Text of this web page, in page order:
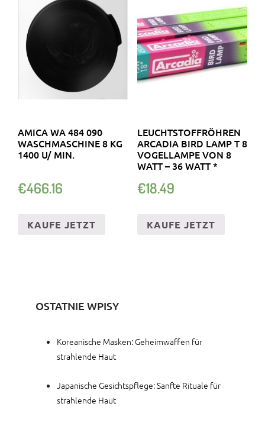
AMICA WA 484 090
WASCHMASCHINE 8 KG
1400 U/ MIN.
€466.16
KAUFE JETZT
LEUCHTSTOFFRÖHREN
ARCADIA BIRD LAMP T 8
VOGELLAMPE VON 8
WATT – 36 WATT *
€18.49
KAUFE JETZT
OSTATNIE WPISY
Koreanische Masken: Geheimwaffen für
strahlende Haut
Japanische Gesichtspflege: Sanfte Rituale für
strahlende Haut